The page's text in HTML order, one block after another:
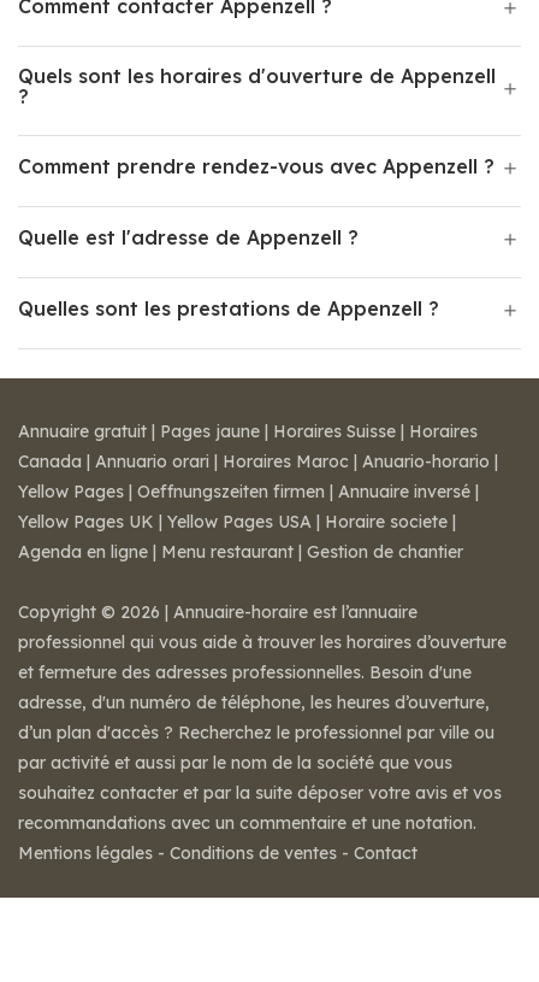
Comment contacter Appenzell ?
Quels sont les horaires d'ouverture de Appenzell
?
Comment prendre rendez-vous avec Appenzell ?
Quelle est l'adresse de Appenzell ?
Quelles sont les prestations de Appenzell ?
Annuaire gratuit | Pages jaune | Horaires Suisse | Horaires
Canada | Annuario orari | Horaires Maroc | Anuario-horario |
Yellow Pages | Oeffnungszeiten firmen | Annuaire inversé |
Yellow Pages UK | Yellow Pages USA | Horaire societe |
Agenda en ligne | Menu restaurant | Gestion de chantier
Copyright © 2026 | Annuaire-horaire est l’annuaire
professionnel qui vous aide à trouver les horaires d’ouverture
et fermeture des adresses professionnelles. Besoin d'une
adresse, d'un numéro de téléphone, les heures d’ouverture,
d’un plan d'accès ? Recherchez le professionnel par ville ou
par activité et aussi par le nom de la société que vous
souhaitez contacter et par la suite déposer votre avis et vos
recommandations avec un commentaire et une notation.
Mentions légales - Conditions de ventes - Contact